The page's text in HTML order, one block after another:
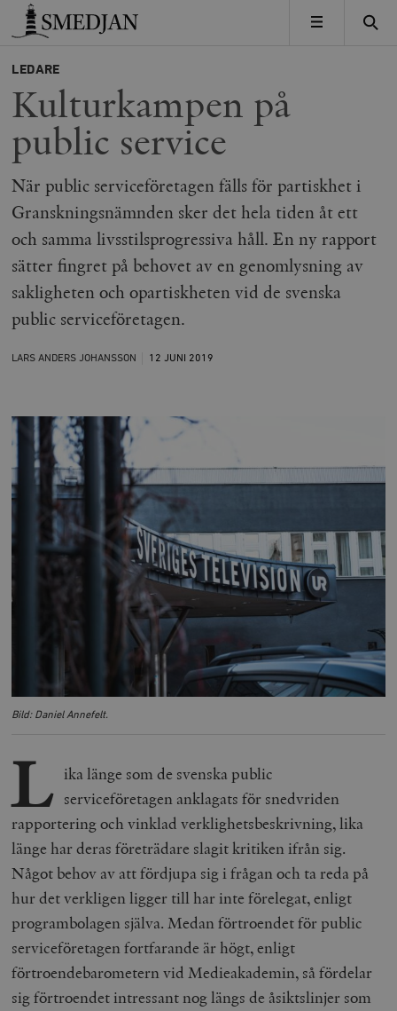
Timbro
MENY
LEDARE
Kulturkampen på
public service
När public serviceföretagen fälls för partiskhet i
Granskningsnämnden sker det hela tiden åt ett
och samma livsstilsprogressiva håll. En ny rapport
sätter fingret på behovet av en genomlysning av
sakligheten och opartiskheten vid de svenska
public serviceföretagen.
LARS ANDERS JOHANSSON 12 JUNI 2019
Bild: Daniel Annefelt.
L ika länge som de svenska public
serviceföretagen anklagats för snedvriden
rapportering och vinklad verklighetsbeskrivning, lika
länge har deras företrädare slagit kritiken ifrån sig.
Något behov av att fördjupa sig i frågan och ta reda på
hur det verkligen ligger till har inte förelegat, enligt
programbolagen själva. Medan förtroendet för public
serviceföretagen fortfarande är högt, enligt
förtroendebarometern vid Medieakademin, så fördelar
sig förtroendet intressant nog längs de åsiktslinjer som